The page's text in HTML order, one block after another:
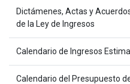
Dictámenes, Actas y
de la Ley de Ingresos
Calendario de Ingresos
Calendario del Presupuesto